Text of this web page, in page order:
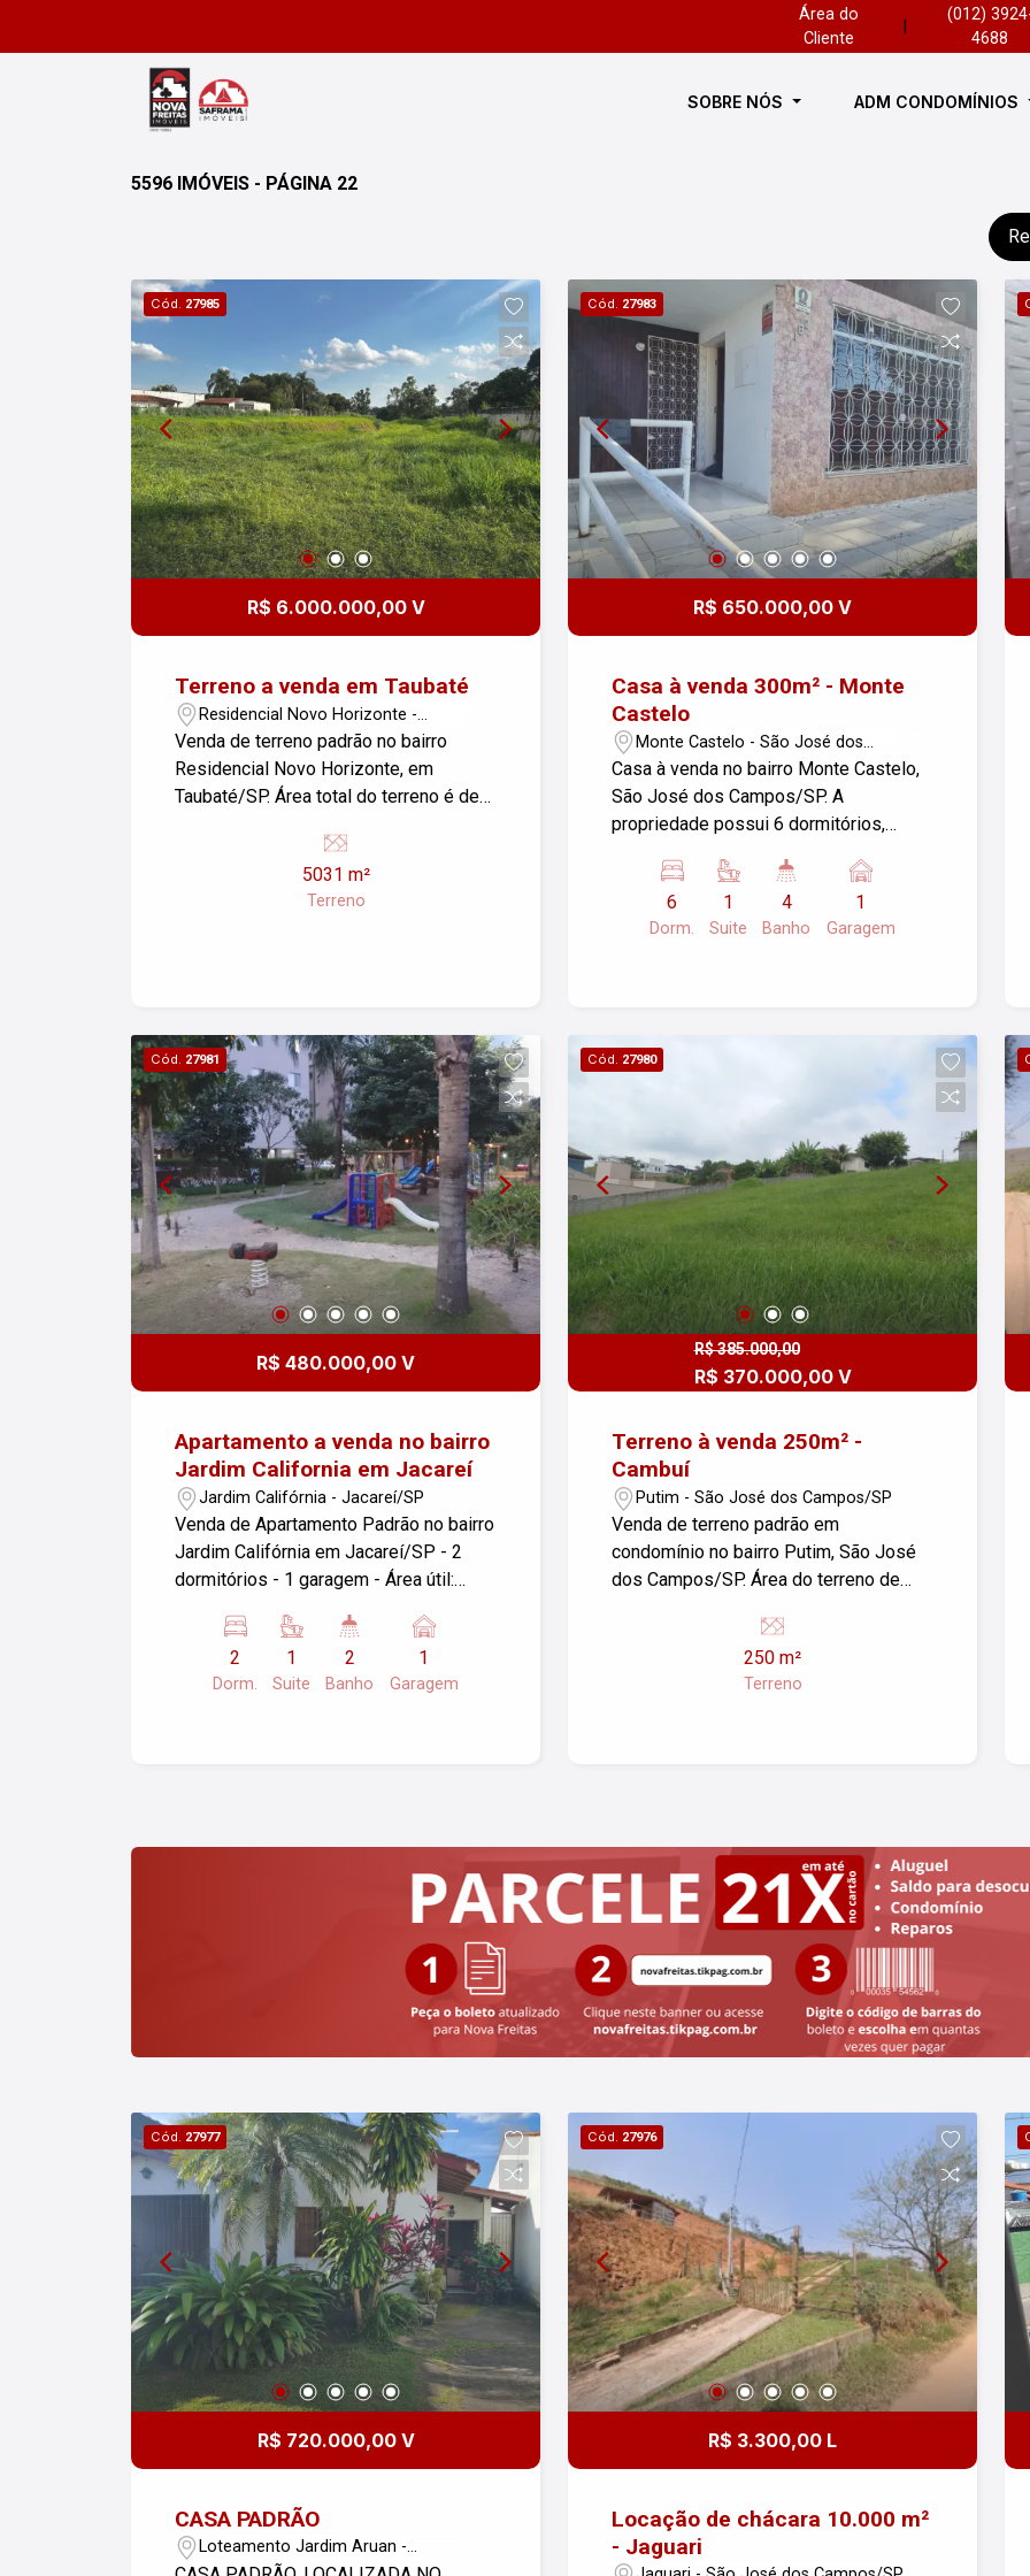
Área do
Cliente
(012)
4688
SOBRE NÓS ADM CONDOMÍNIOS
5596 IMÓVEIS - PÁGINA 22
Cód. 27985
R$ 6.000.000,00 V
Terreno a venda em Taubaté
Residencial Novo Horizonte -
Taubaté/SP
Venda de terreno padrão no bairro
Residencial Novo Horizonte, em
Taubaté/SP. Área total do terreno é de
interessado ou precisar de mais
informações, fique à vontade para
5031 m²
Terreno
Cód. 27983
R$ 650.000,00 V
Casa à venda 300m² - Monte
Castelo
Monte Castelo - São José dos
Campos/SP
Casa à venda no bairro Monte Castelo,
São José dos Campos/SP. A
propriedade possui 6 dormitórios,
área de serviço, cozinha, dependência
de empregada, hidromassagem e
churrasqueira e 1 garagem, com uma
tranquila e com fácil acesso a comércio
e serviços da região. Confira essa
6
Dorm.
1
Suite
4
Banho
1
Garagem
Cód. 27981
R$ 480.000,00 V
Apartamento a venda no bairro
Jardim California em Jacareí
Jardim Califórnia - Jacareí/SP
Venda de Apartamento Padrão no bairro
Jardim Califórnia em Jacareí/SP - 2
dormitórios - 1 garagem - Área útil:
comércios e serviços da região. Ideal
para quem busca conforto e
praticidade. Entre em contato para mais
2
Dorm.
1
Suite
2
Banho
1
Garagem
Cód. 27980
R$ 385.000,00
R$ 370.000,00 V
Terreno à venda 250m² -
Cambuí
Putim - São José dos Campos/SP
Venda de terreno padrão em
condomínio no bairro Putim, São José
dos Campos/SP. Área do terreno de
seus sonhos em um ambiente seguro e
tranquilo. O condomínio oferece
infraestrutura e segurança, além de
250 m²
Terreno
Cód. 27977
R$ 720.000,00 V
CASA PADRÃO
Loteamento Jardim Aruan -
Caraguatatuba/SP
Cód. 27976
R$ 3.300,00 L
Locação de chácara 10.000 m²
- Jaguari